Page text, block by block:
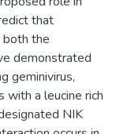
that
both the
demonstrated
geminivirus,
with a leucine rich
NIK